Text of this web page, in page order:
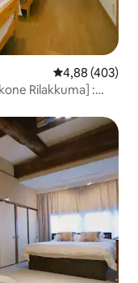
Évaluation
4,88 (403)
Rilakkuma] :